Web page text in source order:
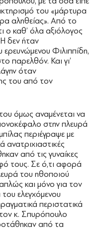
του «μάρτυρα
αληθείας». Από το
ο καθ’ όλα αξιόλογος
δεν ήταν
ερευνώμενου Φιλιππίδη,
παρελθόν. Και γι’
όταν
του από τον
όμως αναμένεται να
στην πλευρά
περιέγραψε με
ανατριχιαστικές
από τις γυναίκες
τους. Σε ό,τι αφορά
του ηθοποιού
και μόνο για τον
ελεγχόμενου
περιστατικά
κ. Σπυρόπουλο
από τα